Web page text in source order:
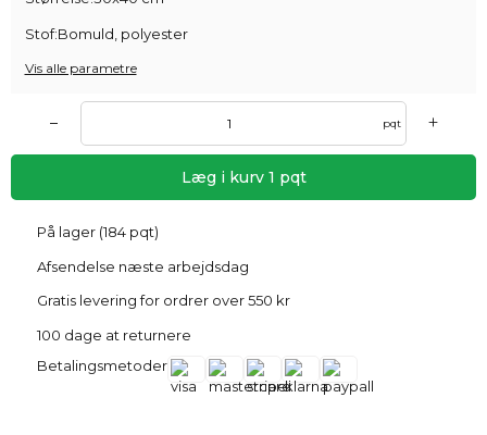
Stof:Bomuld, polyester
Vis alle parametre
– pqt +
Læg i kurv 1 pqt
På lager (184 pqt)
Afsendelse næste arbejdsdag
Gratis levering for ordrer over 550 kr
100 dage at returnere
Betalingsmetoder